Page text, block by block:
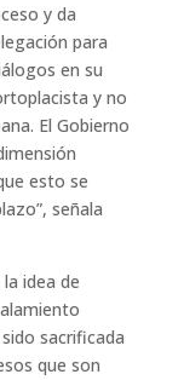
y da
para
en su
y no
El Gobierno
esto se
señala
idea de
sacrificada
que son